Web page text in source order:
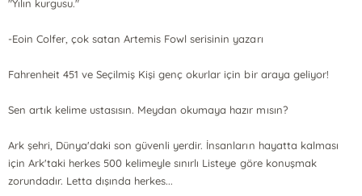
"Yılın kurgusu."
-Eoin Colfer, çok satan Artemis Fowl serisinin yazarı
Fahrenheit 451 ve Seçilmiş Kişi genç okurlar için bir araya geliyor!
Sen artık kelime ustasısın. Meydan okumaya hazır mısın?
Ark şehri, Dünya'daki son güvenli yerdir. İnsanların hayatta kalması
için Ark'taki herkes 500 kelimeyle sınırlı Listeye göre konuşmak
zorundadır. Letta dışında herkes...